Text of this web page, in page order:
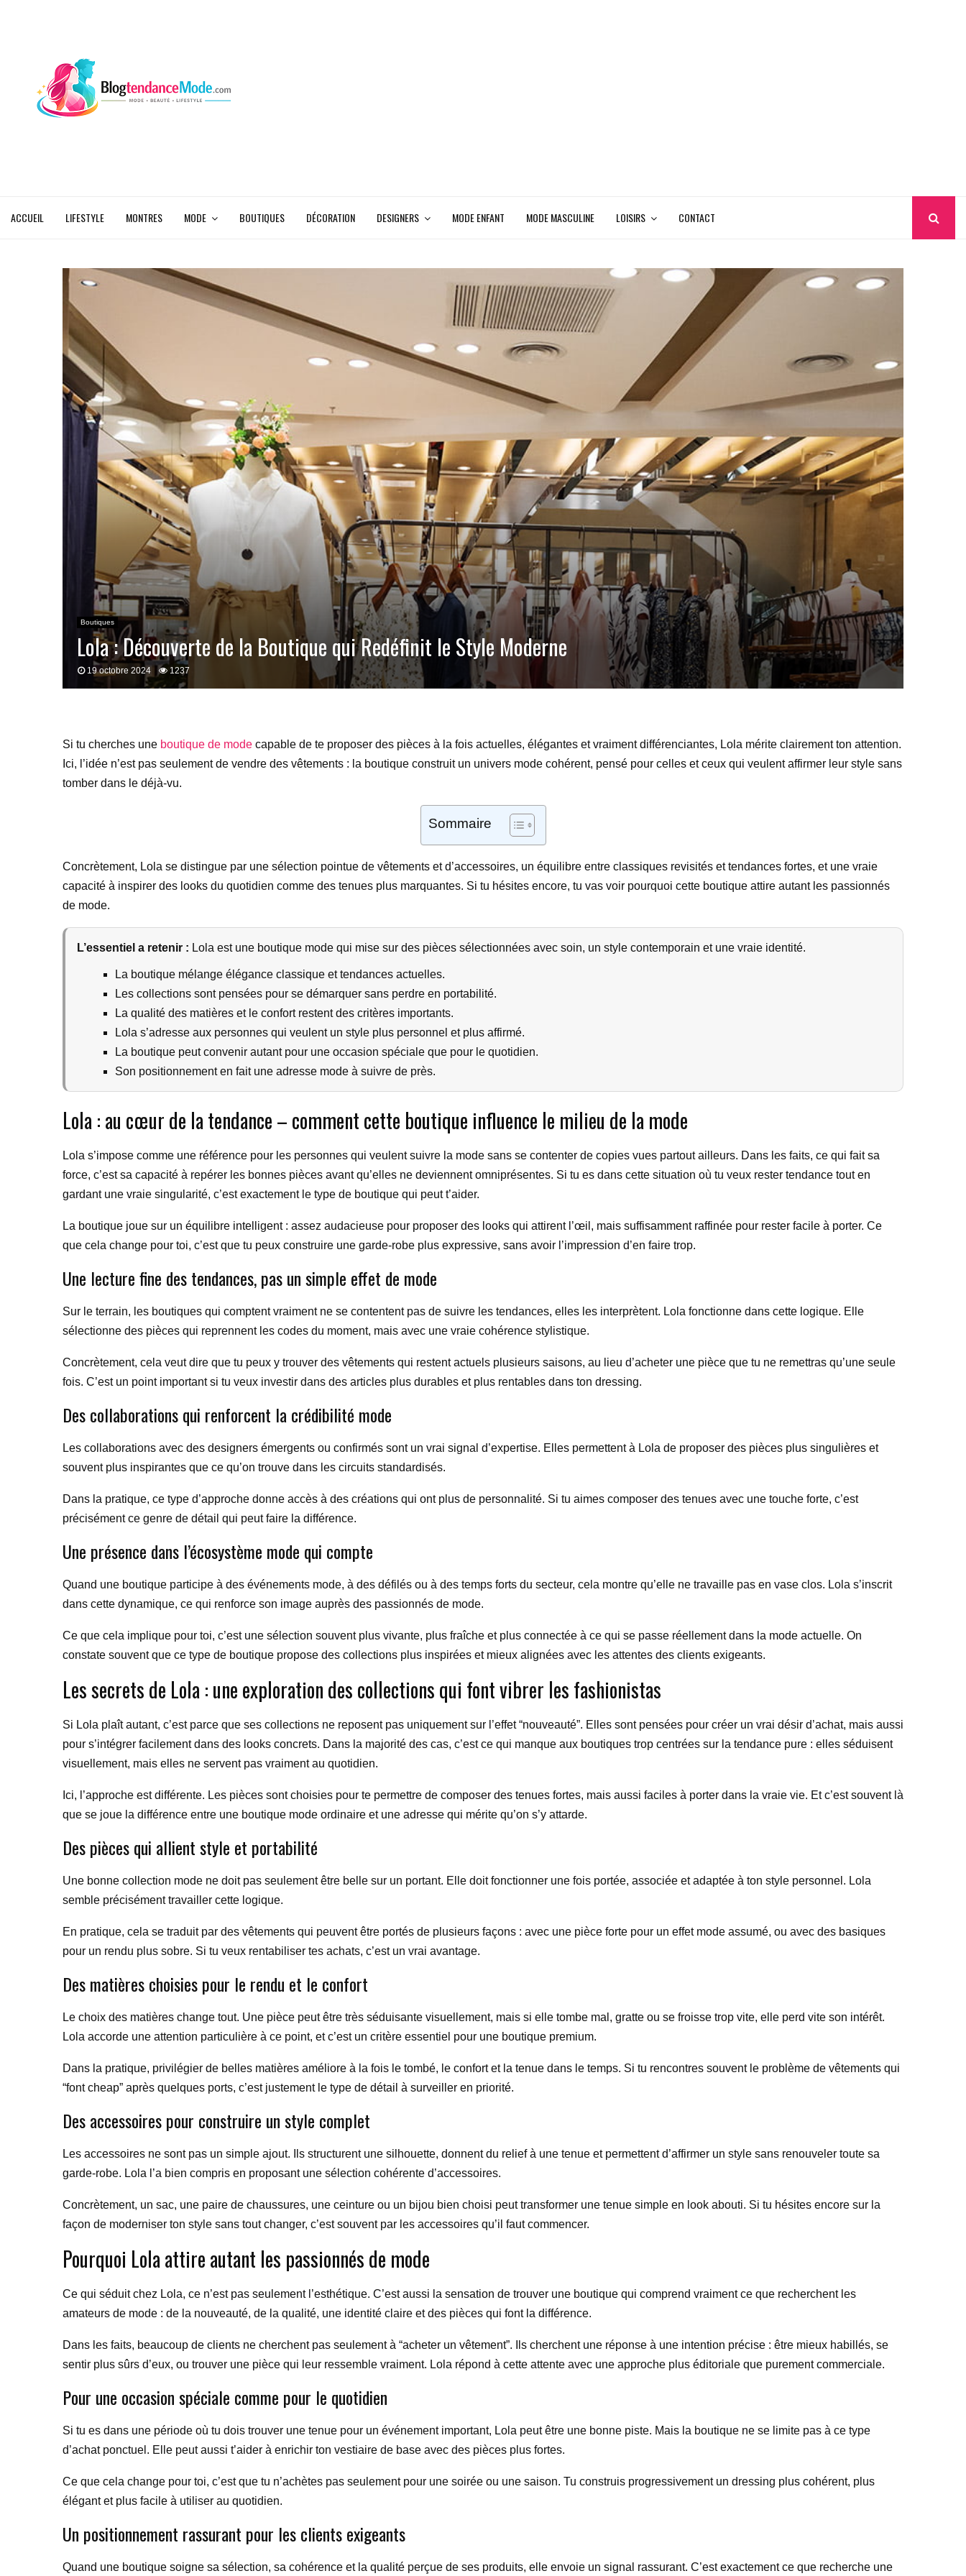
ACCUEIL LIFESTYLE MONTRES MODE BOUTIQUES DÉCORATION DESIGNERS MODE ENFANT MODE MASCULINE LOISIRS CONTACT
Boutiques
Lola : Découverte de la Boutique qui Redéfinit le Style Moderne
19 octobre 2024 1237
Si tu cherches une boutique de mode capable de te proposer des pièces à la fois actuelles, élégantes et vraiment différenciantes, Lola mérite clairement ton attention.
Ici, l’idée n’est pas seulement de vendre des vêtements : la boutique construit un univers mode cohérent, pensé pour celles et ceux qui veulent affirmer leur style sans
tomber dans le déjà-vu.
Sommaire
Concrètement, Lola se distingue par une sélection pointue de vêtements et d’accessoires, un équilibre entre classiques revisités et tendances fortes, et une vraie
capacité à inspirer des looks du quotidien comme des tenues plus marquantes. Si tu hésites encore, tu vas voir pourquoi cette boutique attire autant les passionnés
de mode.
L’essentiel a retenir : Lola est une boutique mode qui mise sur des pièces sélectionnées avec soin, un style contemporain et une vraie identité.
La boutique mélange élégance classique et tendances actuelles.
Les collections sont pensées pour se démarquer sans perdre en portabilité.
La qualité des matières et le confort restent des critères importants.
Lola s’adresse aux personnes qui veulent un style plus personnel et plus affirmé.
La boutique peut convenir autant pour une occasion spéciale que pour le quotidien.
Son positionnement en fait une adresse mode à suivre de près.
Lola : au cœur de la tendance – comment cette boutique influence le milieu de la mode
Lola s’impose comme une référence pour les personnes qui veulent suivre la mode sans se contenter de copies vues partout ailleurs. Dans les faits, ce qui fait sa
force, c’est sa capacité à repérer les bonnes pièces avant qu’elles ne deviennent omniprésentes. Si tu es dans cette situation où tu veux rester tendance tout en
gardant une vraie singularité, c’est exactement le type de boutique qui peut t’aider.
La boutique joue sur un équilibre intelligent : assez audacieuse pour proposer des looks qui attirent l’œil, mais suffisamment raffinée pour rester facile à porter. Ce
que cela change pour toi, c’est que tu peux construire une garde-robe plus expressive, sans avoir l’impression d’en faire trop.
Une lecture fine des tendances, pas un simple effet de mode
Sur le terrain, les boutiques qui comptent vraiment ne se contentent pas de suivre les tendances, elles les interprètent. Lola fonctionne dans cette logique. Elle
sélectionne des pièces qui reprennent les codes du moment, mais avec une vraie cohérence stylistique.
Concrètement, cela veut dire que tu peux y trouver des vêtements qui restent actuels plusieurs saisons, au lieu d’acheter une pièce que tu ne remettras qu’une seule
fois. C’est un point important si tu veux investir dans des articles plus durables et plus rentables dans ton dressing.
Des collaborations qui renforcent la crédibilité mode
Les collaborations avec des designers émergents ou confirmés sont un vrai signal d’expertise. Elles permettent à Lola de proposer des pièces plus singulières et
souvent plus inspirantes que ce qu’on trouve dans les circuits standardisés.
Dans la pratique, ce type d’approche donne accès à des créations qui ont plus de personnalité. Si tu aimes composer des tenues avec une touche forte, c’est
précisément ce genre de détail qui peut faire la différence.
Une présence dans l’écosystème mode qui compte
Quand une boutique participe à des événements mode, à des défilés ou à des temps forts du secteur, cela montre qu’elle ne travaille pas en vase clos. Lola s’inscrit
dans cette dynamique, ce qui renforce son image auprès des passionnés de mode.
Ce que cela implique pour toi, c’est une sélection souvent plus vivante, plus fraîche et plus connectée à ce qui se passe réellement dans la mode actuelle. On
constate souvent que ce type de boutique propose des collections plus inspirées et mieux alignées avec les attentes des clients exigeants.
Les secrets de Lola : une exploration des collections qui font vibrer les fashionistas
Si Lola plaît autant, c’est parce que ses collections ne reposent pas uniquement sur l’effet “nouveauté”. Elles sont pensées pour créer un vrai désir d’achat, mais aussi
pour s’intégrer facilement dans des looks concrets. Dans la majorité des cas, c’est ce qui manque aux boutiques trop centrées sur la tendance pure : elles séduisent
visuellement, mais elles ne servent pas vraiment au quotidien.
Ici, l’approche est différente. Les pièces sont choisies pour te permettre de composer des tenues fortes, mais aussi faciles à porter dans la vraie vie. Et c’est souvent là
que se joue la différence entre une boutique mode ordinaire et une adresse qui mérite qu’on s’y attarde.
Des pièces qui allient style et portabilité
Une bonne collection mode ne doit pas seulement être belle sur un portant. Elle doit fonctionner une fois portée, associée et adaptée à ton style personnel. Lola
semble précisément travailler cette logique.
En pratique, cela se traduit par des vêtements qui peuvent être portés de plusieurs façons : avec une pièce forte pour un effet mode assumé, ou avec des basiques
pour un rendu plus sobre. Si tu veux rentabiliser tes achats, c’est un vrai avantage.
Des matières choisies pour le rendu et le confort
Le choix des matières change tout. Une pièce peut être très séduisante visuellement, mais si elle tombe mal, gratte ou se froisse trop vite, elle perd vite son intérêt.
Lola accorde une attention particulière à ce point, et c’est un critère essentiel pour une boutique premium.
Dans la pratique, privilégier de belles matières améliore à la fois le tombé, le confort et la tenue dans le temps. Si tu rencontres souvent le problème de vêtements qui
“font cheap” après quelques ports, c’est justement le type de détail à surveiller en priorité.
Des accessoires pour construire un style complet
Les accessoires ne sont pas un simple ajout. Ils structurent une silhouette, donnent du relief à une tenue et permettent d’affirmer un style sans renouveler toute sa
garde-robe. Lola l’a bien compris en proposant une sélection cohérente d’accessoires.
Concrètement, un sac, une paire de chaussures, une ceinture ou un bijou bien choisi peut transformer une tenue simple en look abouti. Si tu hésites encore sur la
façon de moderniser ton style sans tout changer, c’est souvent par les accessoires qu’il faut commencer.
Pourquoi Lola attire autant les passionnés de mode
Ce qui séduit chez Lola, ce n’est pas seulement l’esthétique. C’est aussi la sensation de trouver une boutique qui comprend vraiment ce que recherchent les
amateurs de mode : de la nouveauté, de la qualité, une identité claire et des pièces qui font la différence.
Dans les faits, beaucoup de clients ne cherchent pas seulement à “acheter un vêtement”. Ils cherchent une réponse à une intention précise : être mieux habillés, se
sentir plus sûrs d’eux, ou trouver une pièce qui leur ressemble vraiment. Lola répond à cette attente avec une approche plus éditoriale que purement commerciale.
Pour une occasion spéciale comme pour le quotidien
Si tu es dans une période où tu dois trouver une tenue pour un événement important, Lola peut être une bonne piste. Mais la boutique ne se limite pas à ce type
d’achat ponctuel. Elle peut aussi t’aider à enrichir ton vestiaire de base avec des pièces plus fortes.
Ce que cela change pour toi, c’est que tu n’achètes pas seulement pour une soirée ou une saison. Tu construis progressivement un dressing plus cohérent, plus
élégant et plus facile à utiliser au quotidien.
Un positionnement rassurant pour les clients exigeants
Quand une boutique soigne sa sélection, sa cohérence et la qualité perçue de ses produits, elle envoie un signal rassurant. C’est exactement ce que recherche une